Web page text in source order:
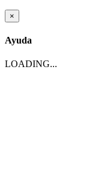
×
Ayuda
LOADING...